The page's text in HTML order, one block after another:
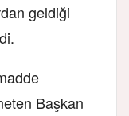
geldiği
Başkan